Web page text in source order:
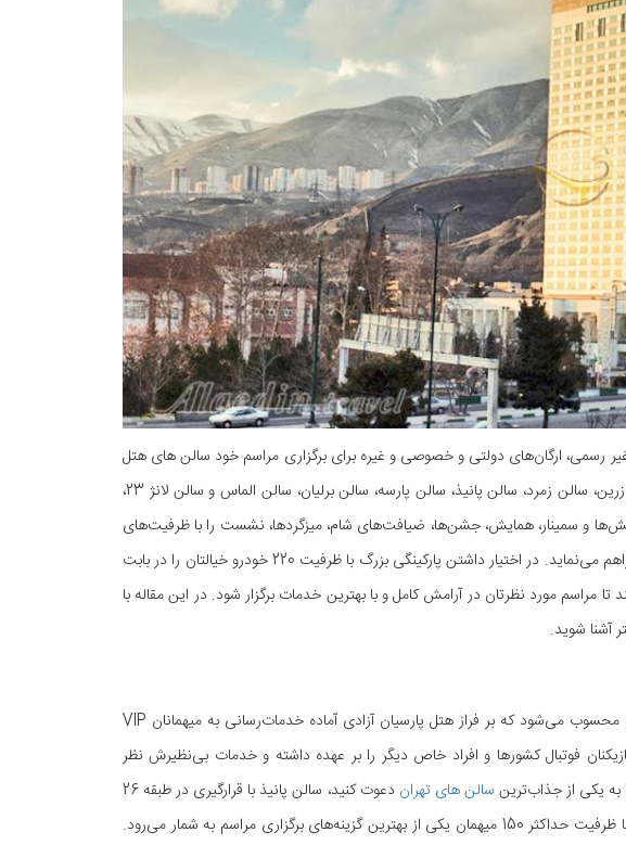
و غیر رسمی، ارگان‌های دولتی و خصوصی و غیره برای برگزاری مراسم خود سالن های هتل
پارسیان آزادی را انتخاب می‌کنند. سالن های هتل آزادی شامل سالن زرین، سالن زمرد، سالن پانیذ، سالن پارسه، سالن برلیان، سالن الماس و سالن لانژ 23،
و سمینار، همایش، جشن‌ها، ضیافت‌های شام، میزگردها، نشست را با ظرفیت‌های
متنوع دارد و خدمات پذیرایی حرفه‌ای آن رضایت خاطر میهمانان را فراهم می‌نماید. در اختیار داشتن پارکینگی بزرگ با ظرفیت 220 خودرو خیالتان را در بابت
مراسم مورد نظرتان در آرامش کامل و با بهترین خدمات برگزار شود. در این مقاله با
آشنا شوید.
محسوب می‌شود که بر فراز هتل پارسیان آزادی آماده خدمات‌رسانی به میهمانان VIP
فوتبال کشورها و افراد خاص دیگر را بر عهده داشته و خدمات بی‌نظیرش نظر
یکی از جذاب‌ترین سالن‌ های تهران
دعوت کنید، سالن پانیذ با قرارگیری در طبقه 26
هتل پارسیان آزادی تهران و داشتن چشم‌اندازی 360 درجه به شهر، با ظرفیت حداکثر 150 میهمان یکی از بهترین گزینه‌های برگزاری مراسم به شمار می‌رود.